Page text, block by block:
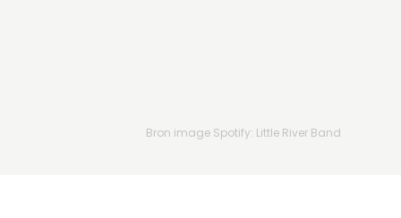
Bron image Spotify: Little River Band